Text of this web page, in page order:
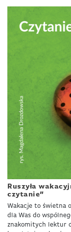
Ruszyła
czytanie”
Wakacje to świetna
dla Was do
znakomitych lektur